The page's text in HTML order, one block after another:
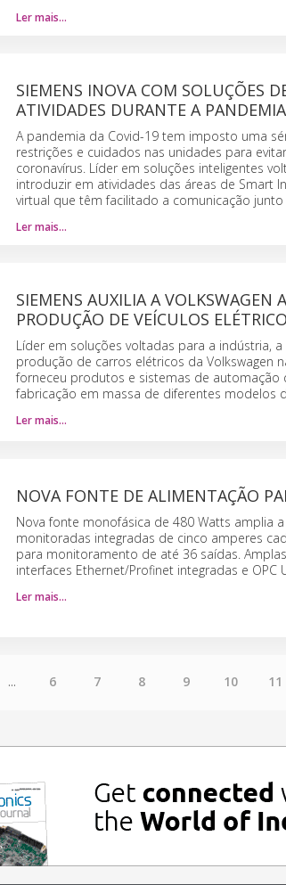
Ler mais…
SIEMENS INOVA COM SOLUÇÕES
ATIVIDADES DURANTE A PANDEMIA
A pandemia da Covid-19 tem imposto uma
restrições e cuidados nas unidades para
coronavírus. Líder em soluções inteligentes
introduzir em atividades das áreas de Smart
virtual que têm facilitado a comunicação
Ler mais…
SIEMENS AUXILIA A VOLKSWAGEN
PRODUÇÃO DE VEÍCULOS
Líder em soluções voltadas para a indústria,
produção de carros elétricos da Volkswagen
forneceu produtos e sistemas de
fabricação em massa de diferentes modelos
Ler mais…
NOVA FONTE DE ALIMENTAÇÃO
Nova fonte monofásica de 480 Watts amplia
monitoradas integradas de cinco amperes
para monitoramento de até 36 saídas.
interfaces Ethernet/Profinet integradas e OPC
Ler mais…
... 6 7 8 9 10 11